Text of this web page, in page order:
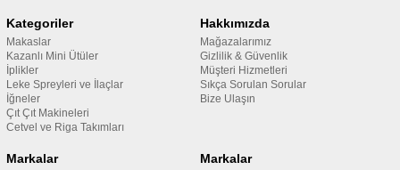
Kategoriler
Makaslar
Kazanlı Mini Ütüler
İplikler
Leke Spreyleri ve İlaçlar
İğneler
Çıt Çıt Makineleri
Cetvel ve Riga Takımları
Hakkımızda
Mağazalarımız
Gizlilik & Güvenlik
Müşteri Hizmetleri
Sıkça Sorulan Sorular
Bize Ulaşın
Markalar Markalar